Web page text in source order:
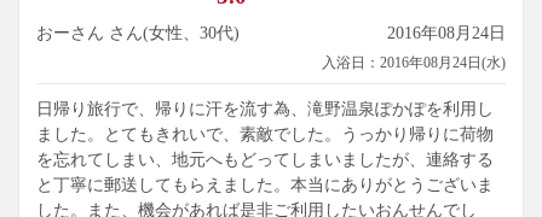
おーさん さん(女性、30代) 2016年08月24日
入浴日：2016年08月24日(水)
日帰り旅行で、帰りに汗を流す為、滝野温泉ぽかぽを利用し
ました。とてもきれいで、素敵でした。うっかり帰りに荷物
を忘れてしまい、地元へもどってしまいましたが、連絡する
と丁寧に郵送してもらえました。本当にありがとうございま
した。また、機会があれば是非ご利用したいおんせんでし